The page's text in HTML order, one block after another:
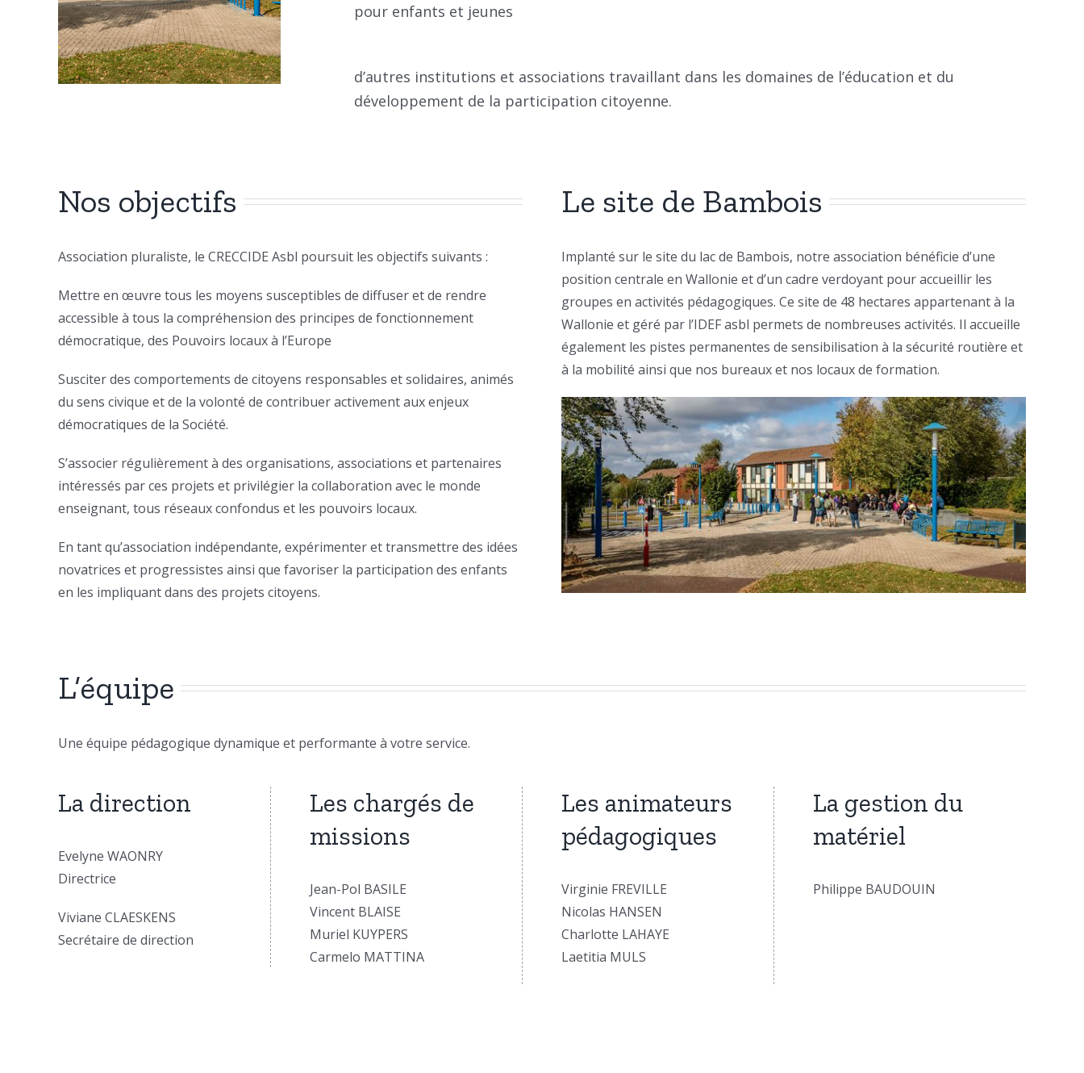
pour enfants et jeunes
d’autres institutions et associations travaillant dans les domaines de l’éducation et du
développement de la participation citoyenne.
Nos objectifs
Association pluraliste, le CRECCIDE Asbl poursuit les objectifs suivants :
Mettre en œuvre tous les moyens susceptibles de diffuser et de rendre
accessible à tous la compréhension des principes de fonctionnement
démocratique, des Pouvoirs locaux à l’Europe
Susciter des comportements de citoyens responsables et solidaires, animés
du sens civique et de la volonté de contribuer activement aux enjeux
démocratiques de la Société.
S’associer régulièrement à des organisations, associations et partenaires
intéressés par ces projets et privilégier la collaboration avec le monde
enseignant, tous réseaux confondus et les pouvoirs locaux.
En tant qu’association indépendante, expérimenter et transmettre des idées
novatrices et progressistes ainsi que favoriser la participation des enfants
en les impliquant dans des projets citoyens.
Le site de Bambois
Implanté sur le site du lac de Bambois, notre association bénéficie d’une
position centrale en Wallonie et d’un cadre verdoyant pour accueillir les
groupes en activités pédagogiques. Ce site de 48 hectares appartenant à la
Wallonie et géré par l’IDEF asbl permets de nombreuses activités. Il accueille
également les pistes permanentes de sensibilisation à la sécurité routière et
à la mobilité ainsi que nos bureaux et nos locaux de formation.
L’équipe
Une équipe pédagogique dynamique et performante à votre service.
La direction
Evelyne WAONRY
Directrice
Viviane CLAESKENS
Secrétaire de direction
Les chargés de
missions
Jean-Pol BASILE
Vincent BLAISE
Muriel KUYPERS
Carmelo MATTINA
Les animateurs
pédagogiques
Virginie FREVILLE
Nicolas HANSEN
Charlotte LAHAYE
Laetitia MULS
La gestion du
matériel
Philippe BAUDOUIN